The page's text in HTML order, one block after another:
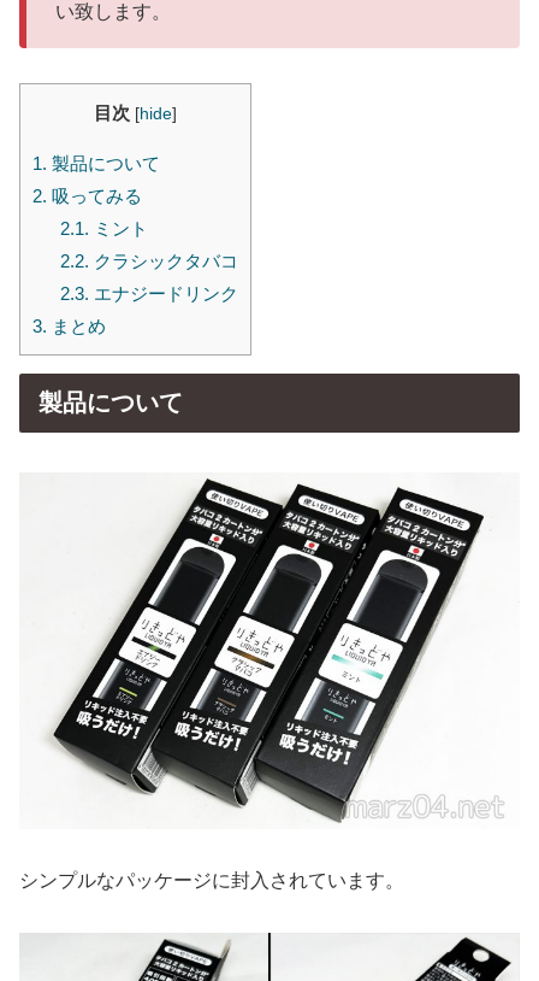
い致します。
目次 [hide]
1. 製品について
2. 吸ってみる
2.1. ミント
2.2. クラシックタバコ
2.3. エナジードリンク
3. まとめ
製品について
シンプルなパッケージに封入されています。